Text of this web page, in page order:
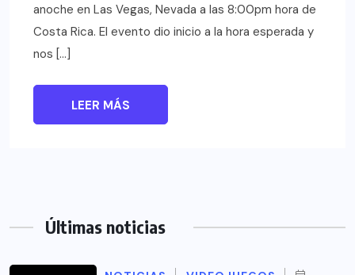
anoche en Las Vegas, Nevada a las 8:00pm hora de
Costa Rica. El evento dio inicio a la hora esperada y
nos […]
LEER MÁS
Últimas noticias